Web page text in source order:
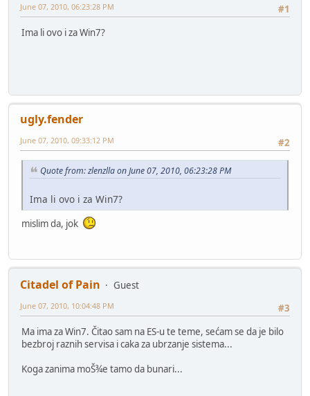
#1
June 07, 2010, 06:23:28 PM
Ima li ovo i za Win7?
ugly.fender
#2
June 07, 2010, 09:33:12 PM
Quote from: zlenzlla on June 07, 2010, 06:23:28 PM
Ima li ovo i za Win7?
mislim da, jok
Citadel of Pain
Guest
#3
June 07, 2010, 10:04:48 PM
Ma ima za Win7. Čitao sam na ES-u te teme, sećam se da je bilo
bezbroj raznih servisa i caka za ubrzanje sistema...
Koga zanima moŠ¾e tamo da bunari...